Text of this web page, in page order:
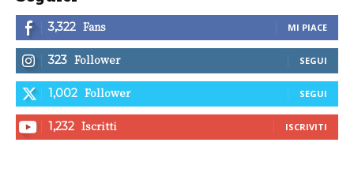
3,322 Fans MI PIACE
323 Follower SEGUI
1,002 Follower SEGUI
1,232 Iscritti ISCRIVITI